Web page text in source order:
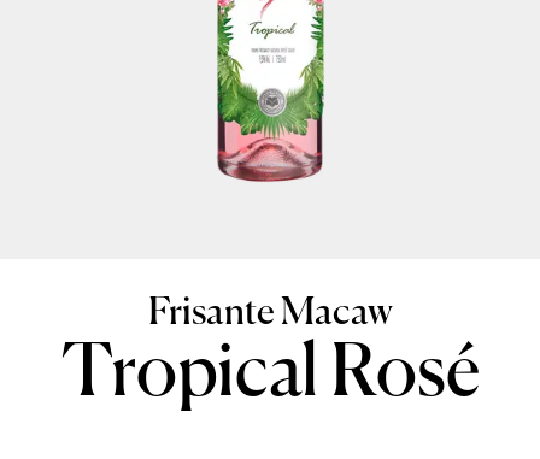
Frisante Macaw
Tropical Rosé